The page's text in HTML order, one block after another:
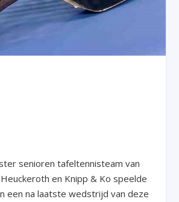
senioren tafeltennisteam van
en Knipp & Ko speelde
een na laatste wedstrijd van deze